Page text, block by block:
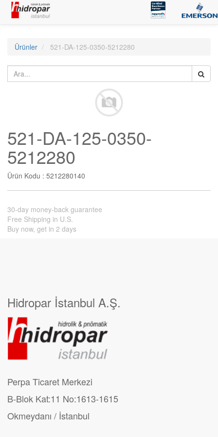
Ürünler 521-DA-125-0350-5212280
521-DA-125-0350-
5212280
Ürün Kodu : 5212280140
30-day money-back guarantee
Free Shipping in U.S.
Buy now, get in 2 days
Hidropar İstanbul A.Ş.
Perpa Ticaret Merkezi
B-Blok Kat:11 No:1613-1615
Okmeydanı / İstanbul